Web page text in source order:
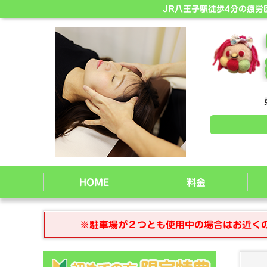
JR八王子駅徒歩4分の疲労
HOME 料金
※駐車場が２つとも使用中の場合はお近く